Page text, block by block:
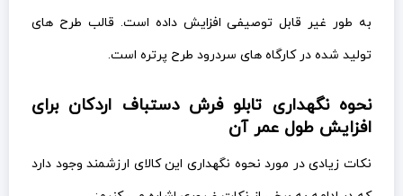
به طور غیر قابل توصیفی افزایش داده است. قالب طرح های
تولید شده در کارگاه های سردرود طرح پرتره است.
نحوه نگهداری تابلو فرش دستباف اردکان برای
افزایش طول عمر آن
نکات زیادی در مورد نحوه نگهداری این کالای ارزشمند وجود دارد